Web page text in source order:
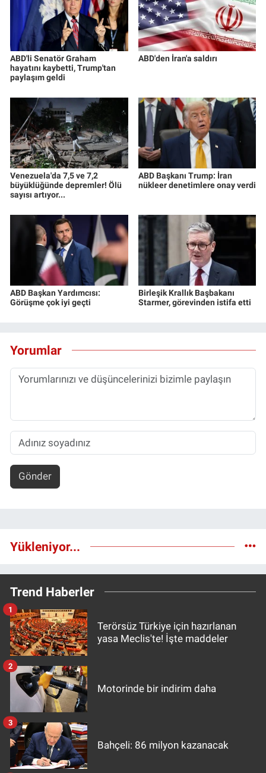
ABD'li Senatör Graham
hayatını kaybetti, Trump'tan
paylaşım geldi
ABD'den İran'a saldırı
Venezuela'da 7,5 ve 7,2
büyüklüğünde depremler! Ölü
sayısı artıyor...
ABD Başkanı Trump: İran
nükleer denetimlere onay verdi
ABD Başkan Yardımcısı:
Görüşme çok iyi geçti
Birleşik Krallık Başbakanı
Starmer, görevinden istifa etti
Yorumlar
Gönder
Yükleniyor...
Trend Haberler
Terörsüz Türkiye için hazırlanan
yasa Meclis'te! İşte maddeler
1
Motorinde bir indirim daha
2
Bahçeli: 86 milyon kazanacak
3